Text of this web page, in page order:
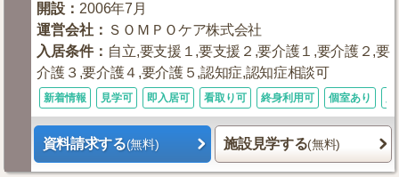
開設 ：2006年7月
運営会社 ： ＳＯＭＰＯケア株式会社
入居条件： 自立,要支援１,要支援２,要介護１,要介護２,要
介護３,要介護４,要介護５,認知症,認知症相談可
新着情報 見学可 即入居可 看取り可 終身利用可 個室あり
資料請求する(無料) 施設見学する(無料)